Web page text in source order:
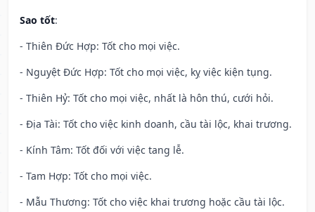
Sao tốt:
- Thiên Đức Hợp: Tốt cho mọi việc.
- Nguyệt Đức Hợp: Tốt cho mọi việc, kỵ việc kiện tụng.
- Thiên Hỷ: Tốt cho mọi việc, nhất là hôn thú, cưới hỏi.
- Địa Tài: Tốt cho việc kinh doanh, cầu tài lộc, khai trương.
- Kính Tâm: Tốt đối với việc tang lễ.
- Tam Hợp: Tốt cho mọi việc.
- Mẫu Thương: Tốt cho việc khai trương hoặc cầu tài lộc.